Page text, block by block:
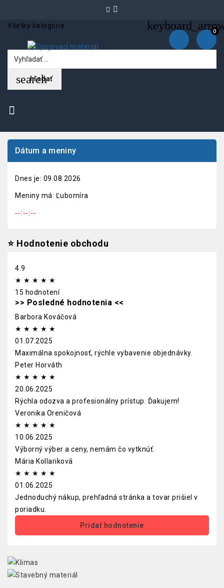
0
Všetky kategórie
search
hľadať
Dátum a meniny
Dnes je: 09.08.2026
Meniny má: Ľubomíra
--:--:--
⭐ Hodnotenie obchodu
4.9
★ ★ ★ ★ ★
15 hodnotení
>> Posledné hodnotenia <<
Barbora Kováčová
★ ★ ★ ★ ★
01.07.2025
Maximálna spokojnosť, rýchle vybavenie objednávky.
Peter Horváth
★ ★ ★ ★ ★
20.06.2025
Rýchla odozva a profesionálny prístup. Ďakujem!
Veronika Oreničová
★ ★ ★ ★ ★
10.06.2025
Výborný výber a ceny, nemám čo vytknúť.
Mária Kollariková
★ ★ ★ ★ ★
01.06.2025
Jednoduchý nákup, prehľadná stránka a tovar prišiel v
poriadku.
Pridať hodnotenie